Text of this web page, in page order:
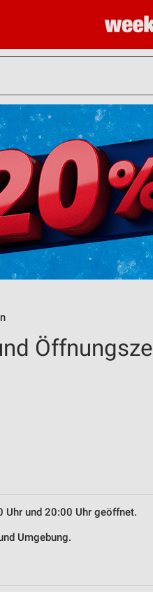
Uhr und 20:00 Uhr geöffnet.
Umgebung.